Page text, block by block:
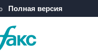
Полная версия